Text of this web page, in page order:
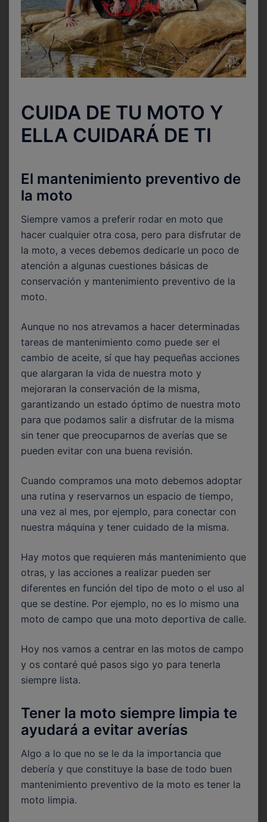
CUIDA DE TU MOTO Y
ELLA CUIDARÁ DE TI
El mantenimiento preventivo de
la moto
Siempre vamos a preferir rodar en moto que
hacer cualquier otra cosa, pero para disfrutar de
la moto, a veces debemos dedicarle un poco de
atención a algunas cuestiones básicas de
conservación y mantenimiento preventivo de la
moto.
Aunque no nos atrevamos a hacer determinadas
tareas de mantenimiento como puede ser el
cambio de aceite, sí que hay pequeñas acciones
que alargaran la vida de nuestra moto y
mejoraran la conservación de la misma,
garantizando un estado óptimo de nuestra moto
para que podamos salir a disfrutar de la misma
sin tener que preocuparnos de averías que se
pueden evitar con una buena revisión.
Cuando compramos una moto debemos adoptar
una rutina y reservarnos un espacio de tiempo,
una vez al mes, por ejemplo, para conectar con
nuestra máquina y tener cuidado de la misma.
Hay motos que requieren más mantenimiento que
otras, y las acciones a realizar pueden ser
diferentes en función del tipo de moto o el uso al
que se destine. Por ejemplo, no es lo mismo una
moto de campo que una moto deportiva de calle.
Hoy nos vamos a centrar en las motos de campo
y os contaré qué pasos sigo yo para tenerla
siempre lista.
Tener la moto siempre limpia te
ayudará a evitar averías
Algo a lo que no se le da la importancia que
debería y que constituye la base de todo buen
mantenimiento preventivo de la moto es tener la
moto limpia.